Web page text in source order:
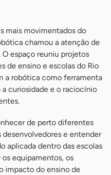
mais movimentados do
chamou a atenção de
espaço reuniu projetos
de ensino e escolas do Rio
a robótica como ferramenta
curiosidade e o raciocínio
de perto diferentes
e entender
aplicada dentro das escolas
equipamentos, os
impacto do ensino de